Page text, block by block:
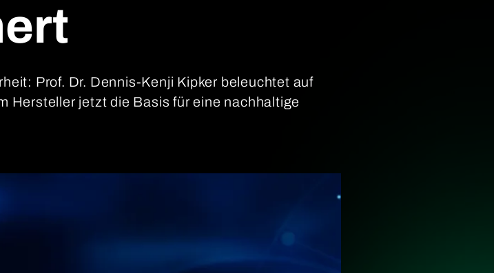
Prof. Dr. Dennis-Kenji Kipker beleuchtet auf
Hersteller jetzt die Basis für eine nachhaltige